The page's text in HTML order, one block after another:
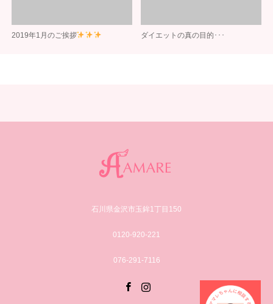
2019年1月のご挨拶 ダイエットの真の目的･･･
石川県金沢市玉鉾1丁目150
0120-920-221
076-291-7116